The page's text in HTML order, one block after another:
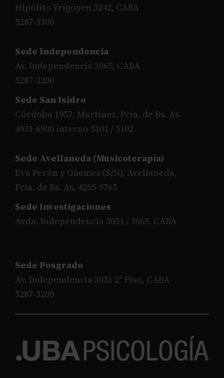
Hipólito Yrigoyen 3242, CABA
5287-3300
Sede Independencia
Av. Independencia 3065, CABA
5287-3200
Sede San Isidro
Córdoba 1957, Martínez, Pcia. de Bs. As.
4931-6900 interno 5101 / 5102
Sede Avellaneda (Musicoterapia)
Eva Perón y Güemes (S/N), Avellaneda,
Pcia. de Bs. As. 4205-9765
Sede Investigaciones
Avda. Independencia 3051 / 3065, CABA
Sede Posgrado
Av. Independencia 3051 2° Piso, CABA
5287-3200